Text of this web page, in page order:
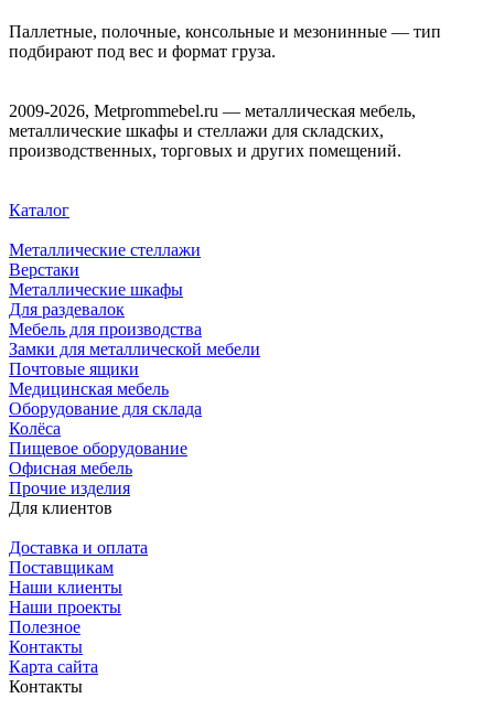
Паллетные, полочные, консольные и мезонинные — тип
подбирают под вес и формат груза.
2009-2026, Metprommebel.ru — металлическая мебель,
металлические шкафы и стеллажи для складских,
производственных, торговых и других помещений.
Каталог
Металлические стеллажи
Верстаки
Металлические шкафы
Для раздевалок
Мебель для производства
Замки для металлической мебели
Почтовые ящики
Медицинская мебель
Оборудование для склада
Колёса
Пищевое оборудование
Офисная мебель
Прочие изделия
Для клиентов
Доставка и оплата
Поставщикам
Наши клиенты
Наши проекты
Полезное
Контакты
Карта сайта
Контакты